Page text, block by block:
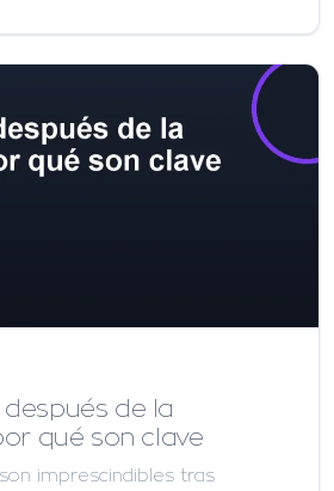
de la
qué son clave
imprescindibles tras